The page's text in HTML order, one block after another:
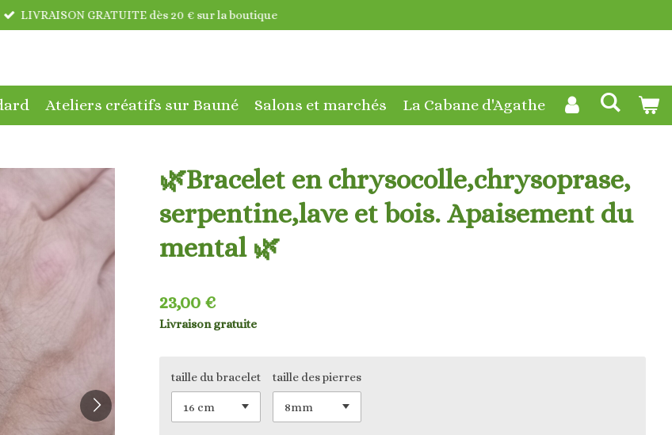
LIVRAISON GRATUITE dès 20 € sur la boutique
Ateliers créatifs sur Bauné Salons et marchés La Cabane d'Agathe
🌿Bracelet en chrysocolle,chrysoprase,
serpentine,lave et bois. Apaisement du
mental 🌿
23,00 €
Livraison gratuite
taille du bracelet taille des pierres